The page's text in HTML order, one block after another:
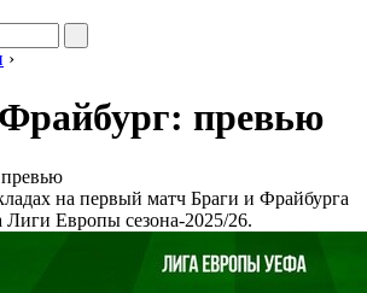
›
превью
на первый матч Браги и Фрайбурга
Лиги Европы сезона-2025/26.